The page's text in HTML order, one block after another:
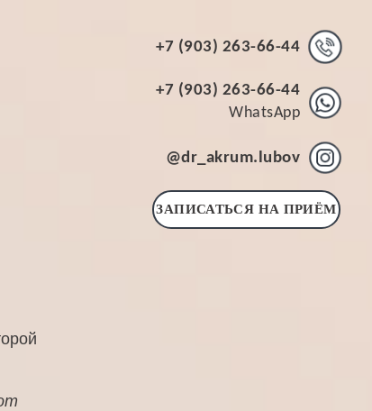
+7 (903) 263-66-44
+7 (903) 263-66-44
WhatsApp
@dr_akrum.lubov
ЗАПИСАТЬСЯ НА ПРИЁМ